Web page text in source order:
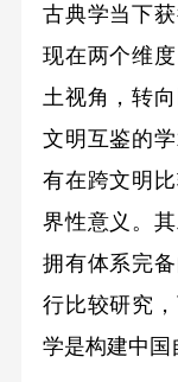
古典学当下
现在两个维
土视角，转
文明互鉴的
有在跨文明
界性意义。
拥有体系完
行比较研究
学是构建中国